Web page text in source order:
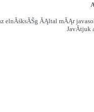
elnĂśksĂŠg ĂĄltal mĂĄr
JavĂ­tjuk